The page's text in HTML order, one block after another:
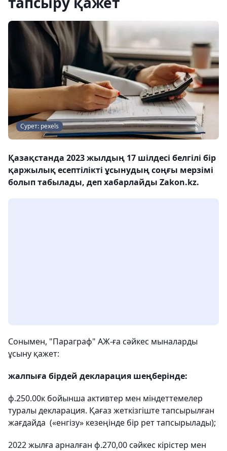
Сурет: pexels
Қазақстанда 2023 жылдың 17 шілдесі белгілі бір
қаржылық есептілікті ұсынудың соңғы мерзімі
болып табылады, деп хабарлайды Zakon.kz.
Сонымен, "Параграф" АЖ-ға сәйкес мыналарды
ұсыну қажет:
жалпыға бірдей декларация шеңберінде:
ф.250.00к бойынша активтер мен міндеттемелер
туралы декларация. Қағаз жеткізгіште тапсырылған
жағдайда («енгізу» кезеңінде бір рет тапсырылады);
2022 жылға арналған ф.270,00 сәйкес кірістер мен